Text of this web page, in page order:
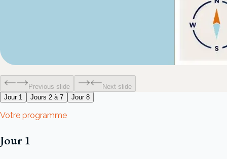
Previous slide
Next slide
Jour 1
Jours 2 à 7 Jour 8
Votre programme
Jour 1